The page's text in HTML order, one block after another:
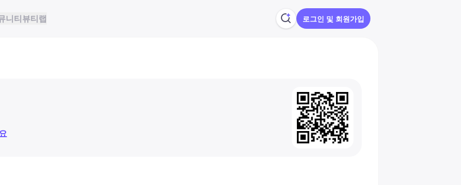
니티뷰티랩 로그인 및 회원가입